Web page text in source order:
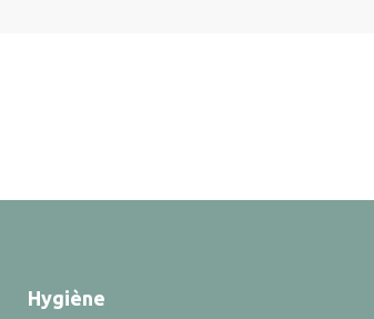
Hygiène